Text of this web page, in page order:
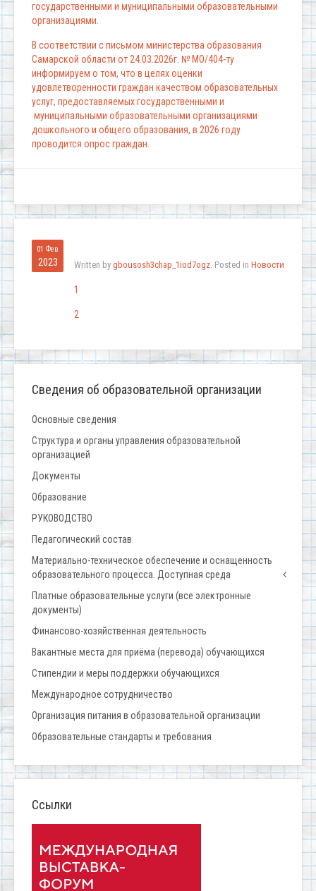
государственными и муниципальными образовательными
организациями.
В соответствии с письмом министерства образования
Самарской области от 24.03.2026г. № МО/404-ту
информируем о том, что в целях оценки
удовлетворенности граждан качеством образовательных
услуг, предоставляемых государственными и
муниципальными образовательными организациями
дошкольного и общего образования, в 2026 году
проводится опрос граждан.
01 Фев
2023 Written by gbousosh3chap_1iod7ogz. Posted in Новости
1
2
Сведения об образовательной организации
Основные сведения
Структура и органы управления образовательной
организацией
Документы
Образование
РУКОВОДСТВО
Педагогический состав
Материально-техническое обеспечение и оснащенность
образовательного процесса. Доступная среда
Платные образовательные услуги (все электронные
документы)
Финансово-хозяйственная деятельность
Вакантные места для приёма (перевода) обучающихся
Стипендии и меры поддержки обучающихся
Международное сотрудничество
Организация питания в образовательной организации
Образовательные стандарты и требования
Ссылки